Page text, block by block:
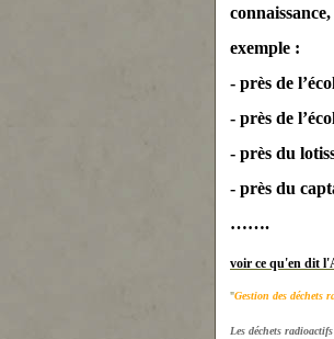
connaissance,
exemple :
- près de
- près de
- près du
- près du
…….
voir ce qu'en dit
"Gestion des déchets
Les déchets